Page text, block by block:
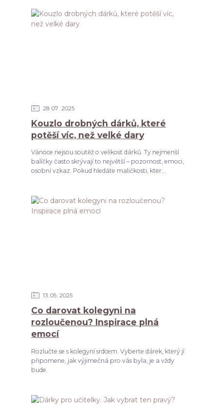
28 07 2025
Kouzlo drobných dárků, které
potěší víc, než velké dary
Vánoce nejsou soutěž o velikost dárků. Ty nejmenší
balíčky často skrývají to největší – pozornost, emoci,
osobní vzkaz. Pokud hledáte maličkosti, kter...
13 05 2025
Co darovat kolegyni na
rozloučenou? Inspirace plná
emocí
Rozlučte se s kolegyní srdcem. Vyberte dárek, který jí
připomene, jak výjimečná pro vás byla, je a vždy
bude.